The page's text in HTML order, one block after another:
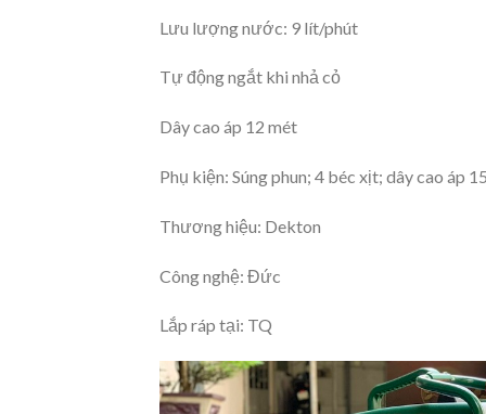
Lưu lượng nước: 9 lít/phút
Tự động ngắt khi nhả cỏ
Dây cao áp 12 mét
Phụ kiện: Súng phun; 4 béc xịt; dây cao áp
Thương hiệu: Dekton
Công nghệ: Đức
Lắp ráp tại: TQ